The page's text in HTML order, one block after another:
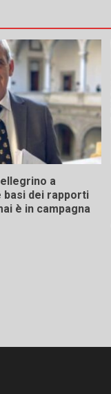
a
basi dei rapporti
è in campagna